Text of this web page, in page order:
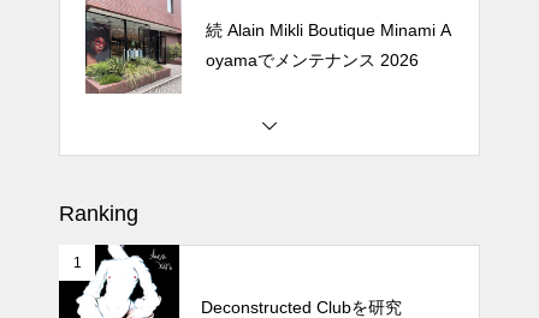
oyamaでメンテナンス 2026
Ranking
1
Deconstructed Clubを研究